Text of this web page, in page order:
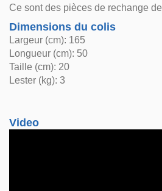
Ce sont des pièces de rechange
Dimensions du colis
Largeur (cm): 165
Longueur (cm): 50
Taille (cm): 20
Lester (kg): 3
Video